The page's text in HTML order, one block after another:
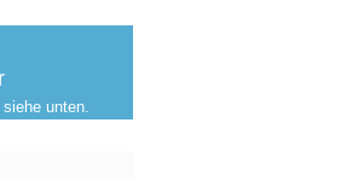
sieheunten.